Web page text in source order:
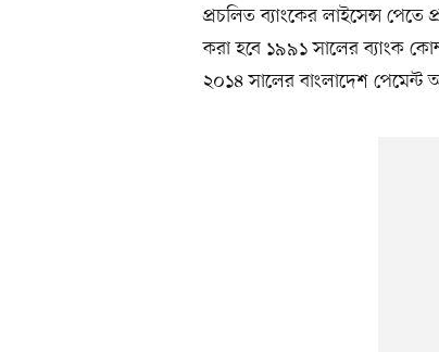
প্রচলিত ব্যাংকের লাইসেন্স পেতে
করা হবে ১৯৯১ সালের ব্যাংক
২০১৪ সালের বাংলাদেশ পেমেন্ট